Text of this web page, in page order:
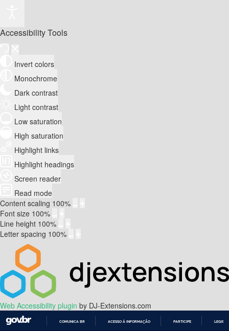
Accessibility Tools
Invert colors
Monochrome
Dark contrast
Light contrast
Low saturation
High saturation
Highlight links
Highlight headings
Screen reader
Read mode
Content scaling 100%
Font size 100%
Line height 100%
Letter spacing 100%
Web Accessibility plugin by DJ-Extensions.com
COMUNICA BR ACESSO À INFORMAÇÃO PARTICIPE